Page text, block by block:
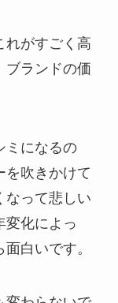
れがすごく高
ブランドの価
ミになるの
を吹きかけて
なって悲しい
変化によっ
白いです。